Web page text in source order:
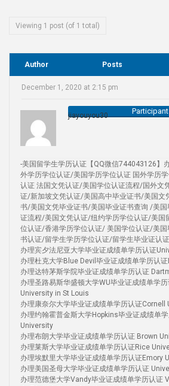
Viewing 1 post (of 1 total)
Author Posts
December 1, 2020 at 2:15 pm
jiayouyou30 Participant
-美国留学生学历认证【QQ微信744043126】
外学历学位认证/美国学历学位认证 国外学历
认证 法国文凭认证/美国学位认证流程/国外文
证/新加坡文凭认证/美国高中毕业证书/美国文
书/美国文凭毕业证书/美国毕业证书查询 /美
证流程/美国文凭认证/纽约学历学位认证/美国
位认证/香港学历学位认证/ 美国学位认证/美
书认证/留学生学历学位认证/留学生毕业证认证
办理宾夕法尼亚大学毕业证成绩单学历认证
办理杜克大学Blue Devil毕业证成绩单学历认
办理达特茅斯学院毕业证成绩单学历认证
办理圣路易斯华盛顿大学WU毕业证成绩单学
University in St Louis
办理康奈尔大学毕业证成绩单学历认证Cornell
办理约翰霍普金斯大学Hopkins毕业证成绩单
University
办理布朗大学毕业证成绩单学历认证 Brown
办理莱斯大学毕业证成绩单学历认证Rice
办理埃默里大学毕业证成绩单学历认证Emory
办理美国圣母大学毕业证成绩单学历认证
办理范德堡大学Vandy毕业证成绩单学历认证